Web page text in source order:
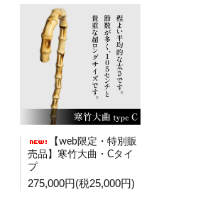
【web限定・特別販
売品】寒竹大曲・Cタイ
プ
275,000円(税25,000円)